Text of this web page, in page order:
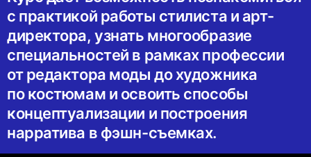
с практикой работы стилиста и арт-
директора, узнать многообразие
специальностей в рамках профессии
от редактора моды до художника
по костюмам и освоить способы
концептуализации и построения
нарратива в фэшн-съемках.